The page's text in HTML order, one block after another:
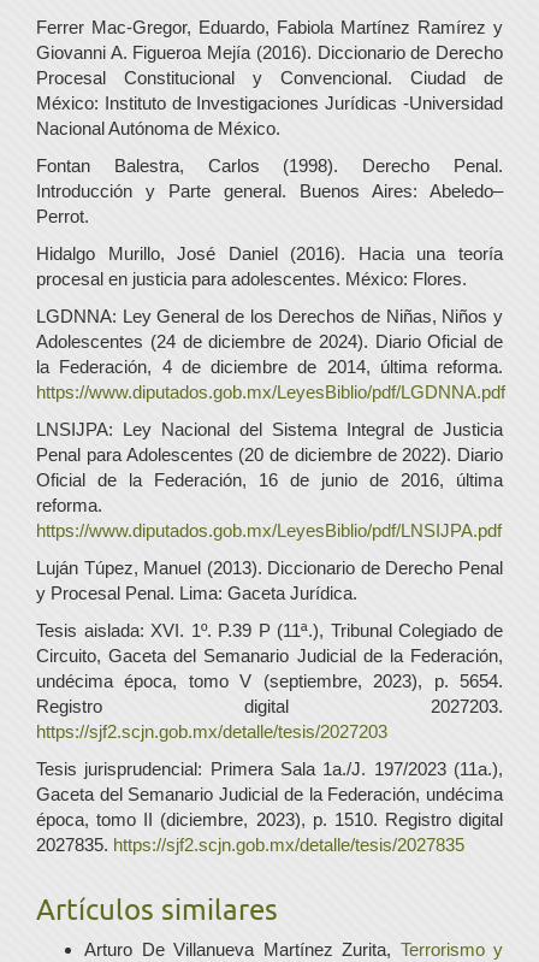
Ferrer Mac-Gregor, Eduardo, Fabiola Martínez Ramírez y
Giovanni A. Figueroa Mejía (2016). Diccionario de Derecho
Procesal Constitucional y Convencional. Ciudad de
México: Instituto de Investigaciones Jurídicas -Universidad
Nacional Autónoma de México.
Fontan Balestra, Carlos (1998). Derecho Penal.
Introducción y Parte general. Buenos Aires: Abeledo–
Perrot.
Hidalgo Murillo, José Daniel (2016). Hacia una teoría
procesal en justicia para adolescentes. México: Flores.
LGDNNA: Ley General de los Derechos de Niñas, Niños y
Adolescentes (24 de diciembre de 2024). Diario Oficial de
la Federación, 4 de diciembre de 2014, última reforma.
https://www.diputados.gob.mx/LeyesBiblio/pdf/LGDNNA.pdf
LNSIJPA: Ley Nacional del Sistema Integral de Justicia
Penal para Adolescentes (20 de diciembre de 2022). Diario
Oficial de la Federación, 16 de junio de 2016, última
reforma.
https://www.diputados.gob.mx/LeyesBiblio/pdf/LNSIJPA.pdf
Luján Túpez, Manuel (2013). Diccionario de Derecho Penal
y Procesal Penal. Lima: Gaceta Jurídica.
Tesis aislada: XVI. 1º. P.39 P (11ª.), Tribunal Colegiado de
Circuito, Gaceta del Semanario Judicial de la Federación,
undécima época, tomo V (septiembre, 2023), p. 5654.
Registro digital 2027203.
https://sjf2.scjn.gob.mx/detalle/tesis/2027203
Tesis jurisprudencial: Primera Sala 1a./J. 197/2023 (11a.),
Gaceta del Semanario Judicial de la Federación, undécima
época, tomo II (diciembre, 2023), p. 1510. Registro digital
2027835. https://sjf2.scjn.gob.mx/detalle/tesis/2027835
Artículos similares
Arturo De Villanueva Martínez Zurita, Terrorismo y